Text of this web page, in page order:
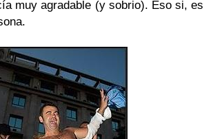
muy agradable (y sobrio). Eso si, es